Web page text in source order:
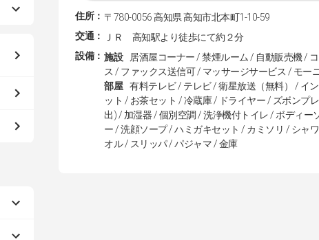
住所： 〒780-0056 高知県 高知市北本町1-10-59
交通：
ＪＲ 高知駅より徒歩にて約２分
設備： 施設
居酒屋コーナー / 禁煙ルーム / 自動販売機 /
ス / ファックス送信可 / マッサージサービス / モー
部屋
有料テレビ / テレビ / 衛星放送（無料） / イ
ット / お茶セット / 冷蔵庫 / ドライヤー / ズボンプ
出) / 加湿器 / 個別空調 / 洗浄機付トイレ / ボディ
ー / 洗顔ソープ / ハミガキセット / カミソリ / シャ
オル / スリッパ / パジャマ / 金庫